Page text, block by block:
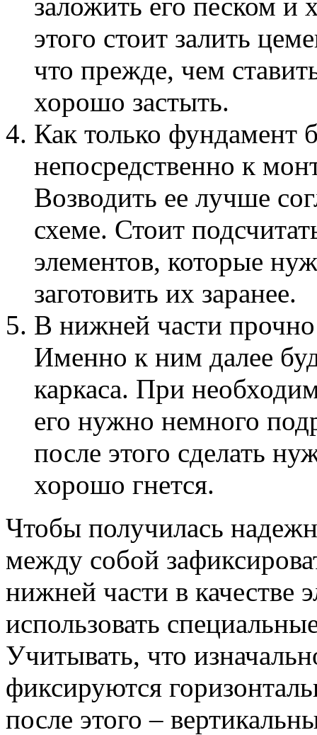
этого стоит залить
что прежде, чем
хорошо застыть.
Как только фундамент
непосредственно к
Возводить ее лучше
схеме. Стоит
элементов, которые
заготовить их заранее.
В нижней части
Именно к ним далее
каркаса. При
его нужно немного
после этого сделать
хорошо гнется.
Чтобы получилась
между собой
нижней части в качестве
использовать
Учитывать, что
фиксируются
после этого –